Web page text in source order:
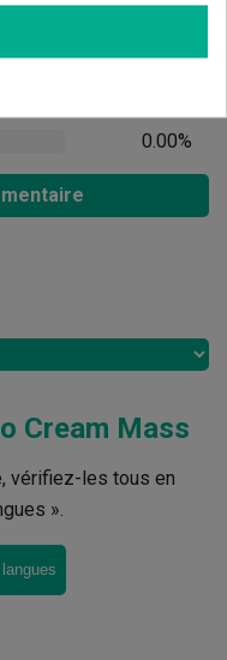
0.00%
0.00%
Cream Mass
vérifiez-les tous en
».